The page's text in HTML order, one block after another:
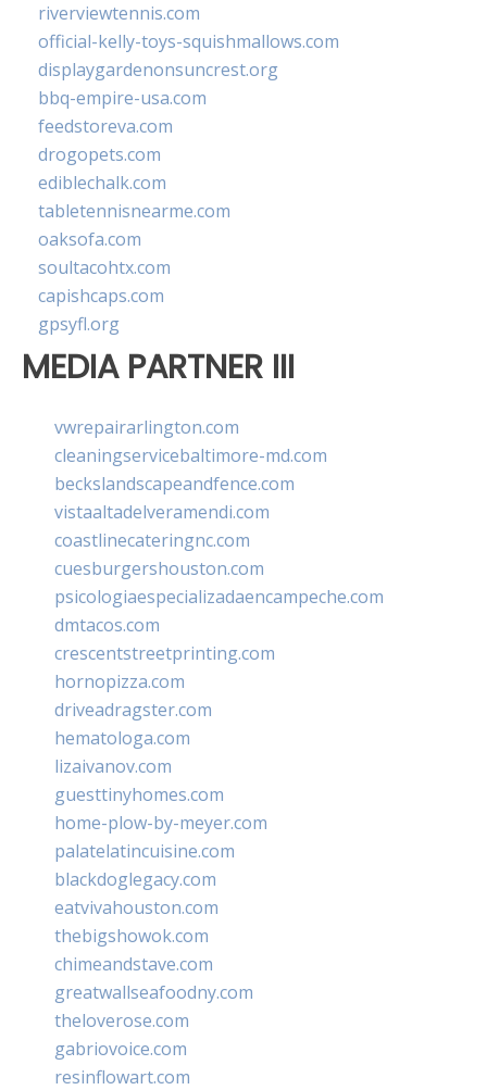
riverviewtennis.com
official-kelly-toys-squishmallows.com
displaygardenonsuncrest.org
bbq-empire-usa.com
feedstoreva.com
drogopets.com
ediblechalk.com
tabletennisnearme.com
oaksofa.com
soultacohtx.com
capishcaps.com
gpsyfl.org
MEDIA PARTNER III
vwrepairarlington.com
cleaningservicebaltimore-md.com
beckslandscapeandfence.com
vistaaltadelveramendi.com
coastlinecateringnc.com
cuesburgershouston.com
psicologiaespecializadaencampeche.com
dmtacos.com
crescentstreetprinting.com
hornopizza.com
driveadragster.com
hematologa.com
lizaivanov.com
guesttinyhomes.com
home-plow-by-meyer.com
palatelatincuisine.com
blackdoglegacy.com
eatvivahouston.com
thebigshowok.com
chimeandstave.com
greatwallseafoodny.com
theloverose.com
gabriovoice.com
resinflowart.com